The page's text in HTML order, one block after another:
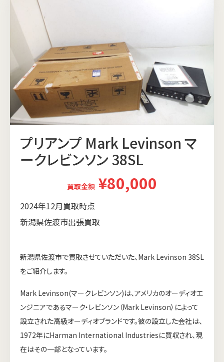
プリアンプ Mark Levinson マ
ークレビンソン 38SL
買取金額 ¥80,000
2024年12月買取時点
新潟県佐渡市出張買取
新潟県佐渡市で買取させていただいた、Mark Levinson 38SL
をご紹介します。
Mark Levinson(マークレビンソン)は、アメリカのオーディオエ
ンジニアであるマーク・レビンソン（Mark Levinson）によって
設立された高級オーディオブランドです。彼の設立した会社は、
1972年にHarman International Industriesに買収され、現
在はその一部となっています。